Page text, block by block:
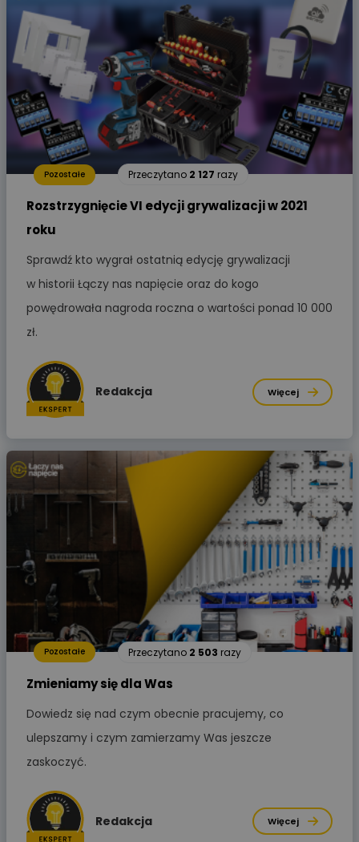
Pozostałe Przeczytano 2 127 razy
Rozstrzygnięcie VI edycji grywalizacji w 2021
roku
Sprawdź kto wygrał ostatnią edycję grywalizacji
w historii Łączy nas napięcie oraz do kogo
powędrowała nagroda roczna o wartości ponad 10 000
zł.
Redakcja Więcej
Pozostałe Przeczytano 2 503 razy
Zmieniamy się dla Was
Dowiedz się nad czym obecnie pracujemy, co
ulepszamy i czym zamierzamy Was jeszcze
zaskoczyć.
Redakcja Więcej